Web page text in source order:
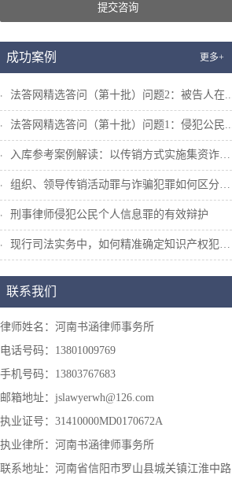
提交咨询
成功案例 更多+
法答网精选答问（第十批）问题2：被告人在...
法答网精选答问（第十批）问题1：侵犯公民...
入库参考案例解读：以传销方式实施集资诈骗...
组织、领导传销活动罪与诈骗犯罪如何区分和...
刑事律师侵犯公民个人信息罪的有效辩护
现行司法实务中，如何精准确定知识产权犯罪...
联系我们
律师姓名：河南书涵律师事务所
电话号码：13801009769
手机号码：13803767683
邮箱地址：jslawyerwh@126.com
执业证号：31410000MD0170672A
执业律所：河南书涵律师事务所
联系地址：河南省信阳市罗山县城关镇江淮中路